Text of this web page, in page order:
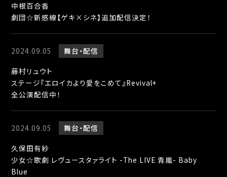
中根百合香
劇団☆新感線【ゲキ×シネ】追加配信決定！
2024.09.05 舞台 配信
藤村リュウト
ステージ『エロイカより愛をこめて』Revival+
全公演配信中！
2024.09.05 舞台 配信
久保田有紗
少女☆歌劇 レヴュースタァライト -The LIVE 青嵐- Baby
Blue